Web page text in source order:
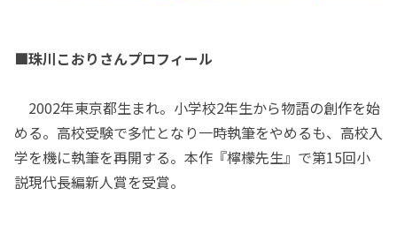
■珠川こおりさんプロフィール
2002年東京都生まれ。小学校2年生から物語の創作を始
める。高校受験で多忙となり一時執筆をやめるも、高校入
学を機に執筆を再開する。本作『檸檬先生』で第15回小
説現代長編新人賞を受賞。